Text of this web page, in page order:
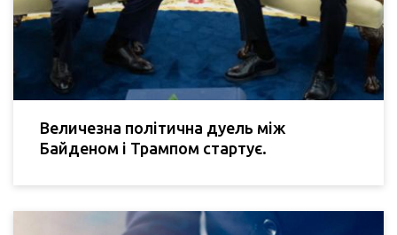
Величезна політична дуель між
Байденом і Трампом стартує.